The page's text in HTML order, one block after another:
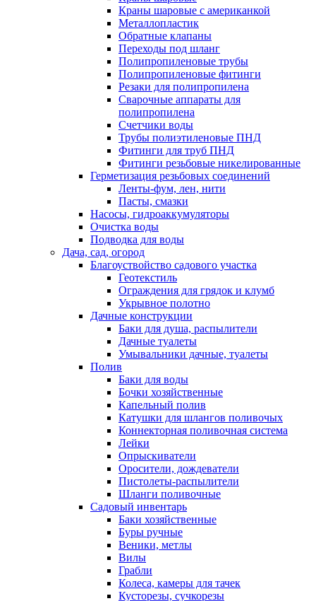
Краны шаровые с американкой
Металлопластик
Обратные клапаны
Переходы под шланг
Полипропиленовые трубы
Полипропиленовые фитинги
Резаки для полипропилена
Сварочные аппараты для
полипропилена
Счетчики воды
Трубы полиэтиленовые ПНД
Фитинги для труб ПНД
Фитинги резьбовые никелированные
Герметизация резьбовых соединений
Ленты-фум, лен, нити
Пасты, смазки
Насосы, гидроаккумуляторы
Очистка воды
Подводка для воды
Дача, сад, огород
Благоуствойство садового участка
Геотекстиль
Ограждения для грядок и клумб
Укрывное полотно
Дачные конструкции
Баки для душа, распылители
Дачные туалеты
Умывальники дачные, туалеты
Полив
Баки для воды
Бочки хозяйственные
Капельный полив
Катушки для шлангов поливочых
Коннекторная поливочная система
Лейки
Опрыскиватели
Оросители, дождеватели
Пистолеты-распылители
Шланги поливочные
Садовый инвентарь
Баки хозяйственные
Буры ручные
Веники, метлы
Вилы
Грабли
Колеса, камеры для тачек
Кусторезы, сучкорезы